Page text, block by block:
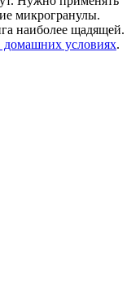
микрогранулы.
наиболее щадящей.
условиях.